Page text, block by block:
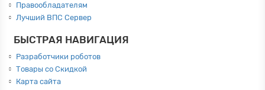
Правообладателям
Лучший ВПС Сервер
БЫСТРАЯ НАВИГАЦИЯ
Разработчики роботов
Товары со Скидкой
Карта сайта